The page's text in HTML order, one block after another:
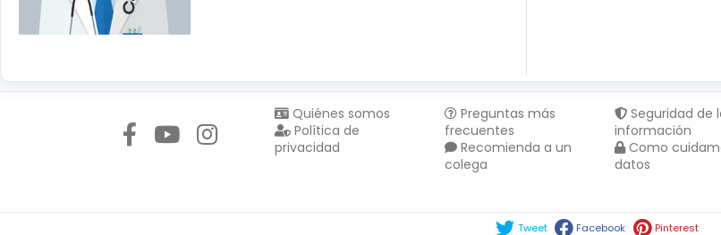
Quiénes somos
Política de
privacidad
Preguntas más
frecuentes
Recomienda a un
colega
Seguridad de
información
Como
datos
Tweet Facebook Pinterest